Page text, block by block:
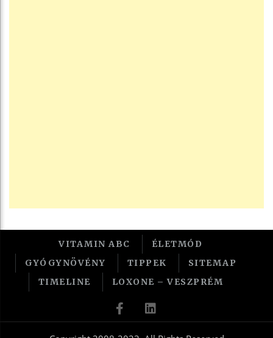
VITAMIN ABC
ÉLETMÓD
GYÓGYNÖVÉNY
TIPPEK
SITEMAP
TIMELINE
LOXONE – VESZPRÉM